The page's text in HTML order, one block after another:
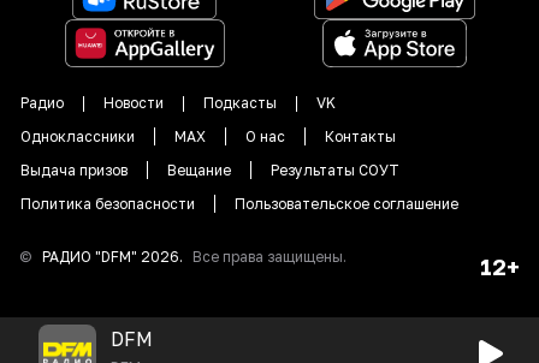
Радио Новости Подкасты
VK
Одноклассники
MAX О нас
Контакты
Выдача призов
Вещание
Результаты СОУТ
Политика безопасности
Пользовательское соглашение
© РАДИО "DFM" 2026. Все права защищены. 12+
DFM